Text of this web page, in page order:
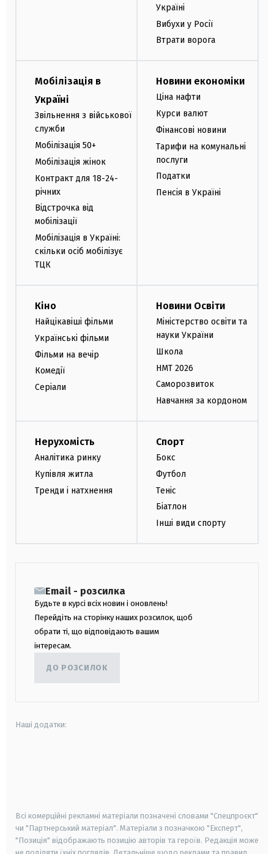
Україні
Вибухи у Росії
Втрати ворога
Мобілізація в
Україні
Звільнення з військової
служби
Мобілізація 50+
Мобілізація жінок
Контракт для 18-24-
річних
Відстрочка від
мобілізації
Мобілізація в Україні:
скільки осіб мобілізує
ТЦК
Новини економіки
Ціна нафти
Курси валют
Фінансові новини
Тарифи на комунальні
послуги
Податки
Пенсія в Україні
Кіно
Найцікавіші фільми
Українські фільми
Фільми на вечір
Комедії
Серіали
Новини Освіти
Міністерство освіти та
науки України
Школа
НМТ 2026
Саморозвиток
Навчання за кордоном
Нерухомість
Аналітика ринку
Купівля житла
Тренди і натхнення
Спорт
Бокс
Футбол
Теніс
Біатлон
Інші види спорту
Email - розсилка
Будьте в курсі всіх новин і оновлень!
Перейдіть на сторінку наших розсилок, щоб
обрати ті, що відповідають вашим
інтересам.
ДО РОЗСИЛОК
Наші додатки:
Всі комерційні рекламні матеріали позначені словами "Спецпроєкт"
чи "Партнерський матеріал". Матеріали з позначкою "Експерт",
"Позиція" відображають позицію авторів та героїв. Редакція може